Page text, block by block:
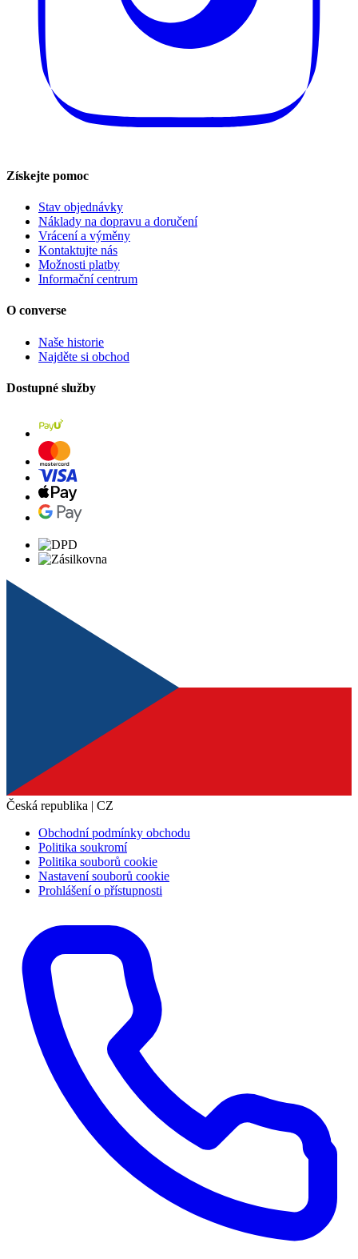
Získejte pomoc
Stav objednávky
Náklady na dopravu a doručení
Vrácení a výměny
Kontaktujte nás
Možnosti platby
Informační centrum
O converse
Naše historie
Najděte si obchod
Dostupné služby
Česká republika | CZ
Obchodní podmínky obchodu
Politika soukromí
Politika souborů cookie
Nastavení souborů cookie
Prohlášení o přístupnosti